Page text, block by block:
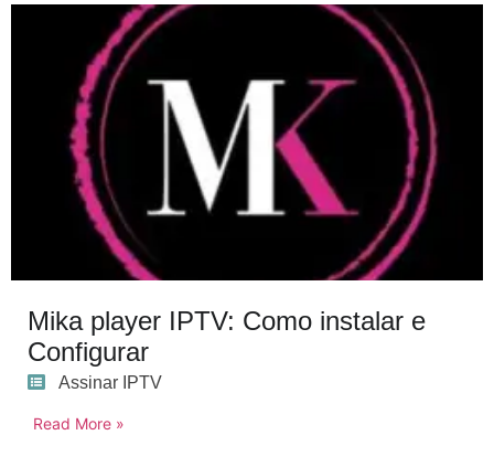
Mika player IPTV: Como instalar e
Configurar
Assinar IPTV
Read More »